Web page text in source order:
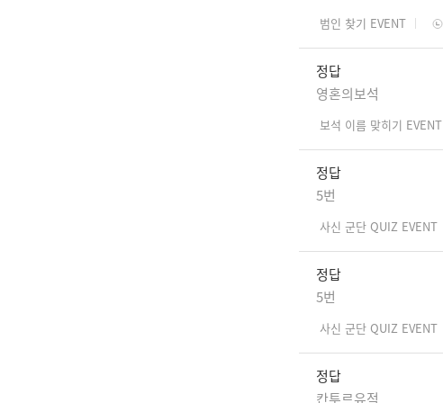
범인 찾기 EVENT
정답
영혼의보석
보석 이름 맞히기 EVENT
정답
5번
사신 군단 QUIZ EVENT
정답
5번
사신 군단 QUIZ EVENT
정답
칸투르유적